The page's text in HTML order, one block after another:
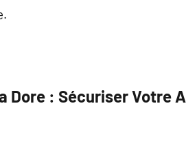
Dore : Sécuriser Votre